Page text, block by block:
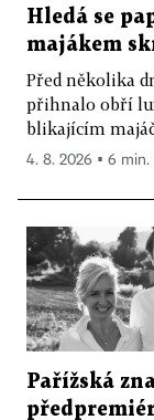
Hledá se
majákem
Před několika
přihnalo obří
blikajícím
4. 8. 2026 ▪ 6 min.
Pařížská